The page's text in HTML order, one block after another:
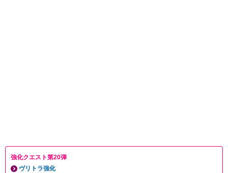
強化クエスト第20弾
ヴリトラ強化